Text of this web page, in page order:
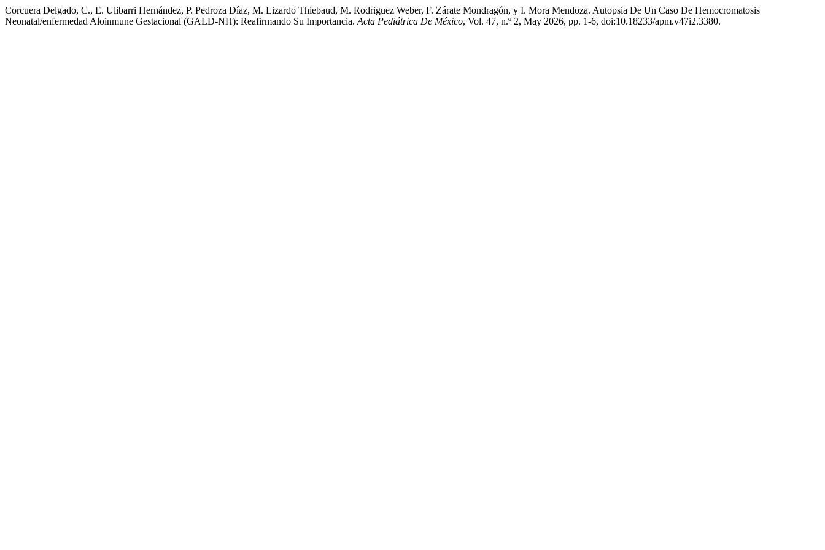
Corcuera Delgado, C., E. Ulibarri Hernández, P. Pedroza Díaz, M. Lizardo Thiebaud, M. Rodriguez Weber, F. Zárate Mondragón, y I. Mora Mendoza. Autopsia De Un Caso De Hemocromatosis
Neonatal/enfermedad Aloinmune Gestacional (GALD-NH): Reafirmando Su Importancia. Acta Pediátrica De México, Vol. 47, n.º 2, May 2026, pp. 1-6, doi:10.18233/apm.v47i2.3380.